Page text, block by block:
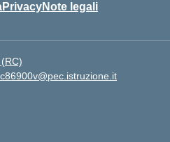
PrivacyNote legali